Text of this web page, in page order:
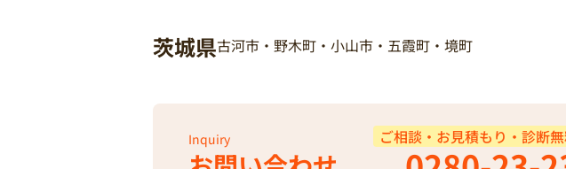
茨城県古河市・野木町・小山市・五霞町・境町
Inquiry ご相談・お見積もり・診断無